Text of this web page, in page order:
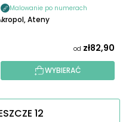
Malowanie po numerach
Akropol, Ateny
od zł82,90
WYBIERAĆ
12